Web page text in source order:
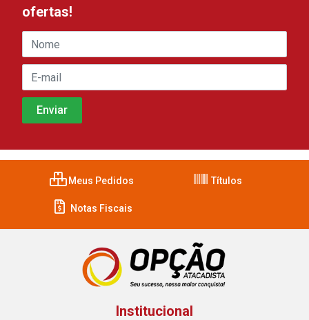
ofertas!
Meus Pedidos Títulos
Notas Fiscais
Institucional